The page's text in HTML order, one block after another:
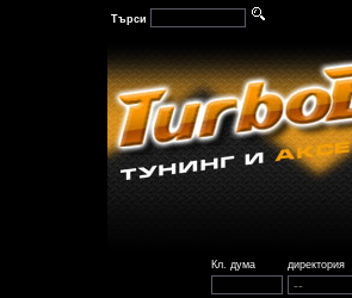
Търси
Кл. дума директория